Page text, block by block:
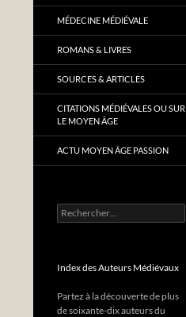
MÉDECINE MÉDIÉVALE
ROMANS & LIVRES
SOURCES & ARTICLES
CITATIONS MÉDIÉVALES OU SUR
LE MOYEN ÂGE
ACTU MOYEN ÂGE PASSION
Rechercher :
Index des Auteurs Médiévaux
Partez à la découverte de plus
de soixante-dix auteurs du